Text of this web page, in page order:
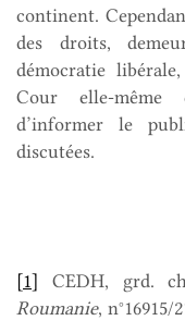
continent.
des droits,
démocratie
Cour elle-même
d’informer le
discutées.
[1] CEDH, grd.
Roumanie, n°16915/